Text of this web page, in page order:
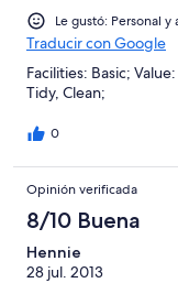
Le gustó: Personal y
Traducir con Google
Facilities: Basic;
Tidy, Clean;
0
Opinión verificada
8/10 Buena
Hennie
28 jul. 2013